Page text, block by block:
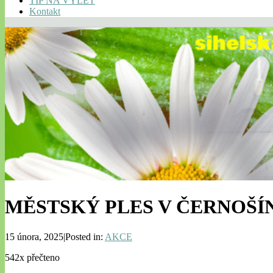
Kontakt
MĚSTSKÝ PLES V
15 února, 2025|Posted in: AKCE
542x přečteno